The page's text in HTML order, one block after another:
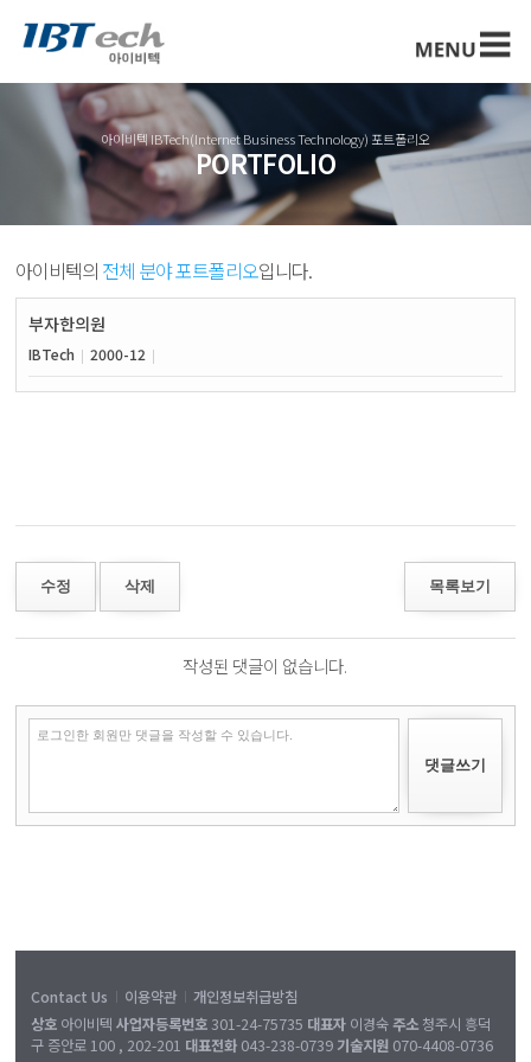
아이비텍 IBTech(Internet Business Technology) 포트폴리오
PORTFOLIO
아이비텍의 전체 분야 포트폴리오입니다.
부자한의원
IBTech | 2000-12 |
수정 삭제 목록보기
작성된 댓글이 없습니다.
Contact Us | 이용약관 | 개인정보취급방침
상호 아이비텍사업자등록번호 301-24-75735 대표자 이경숙주소 청주시 흥덕
구 증안로 100 , 202-201 대표전화 043-238-0739 기술지원 070-4408-0736